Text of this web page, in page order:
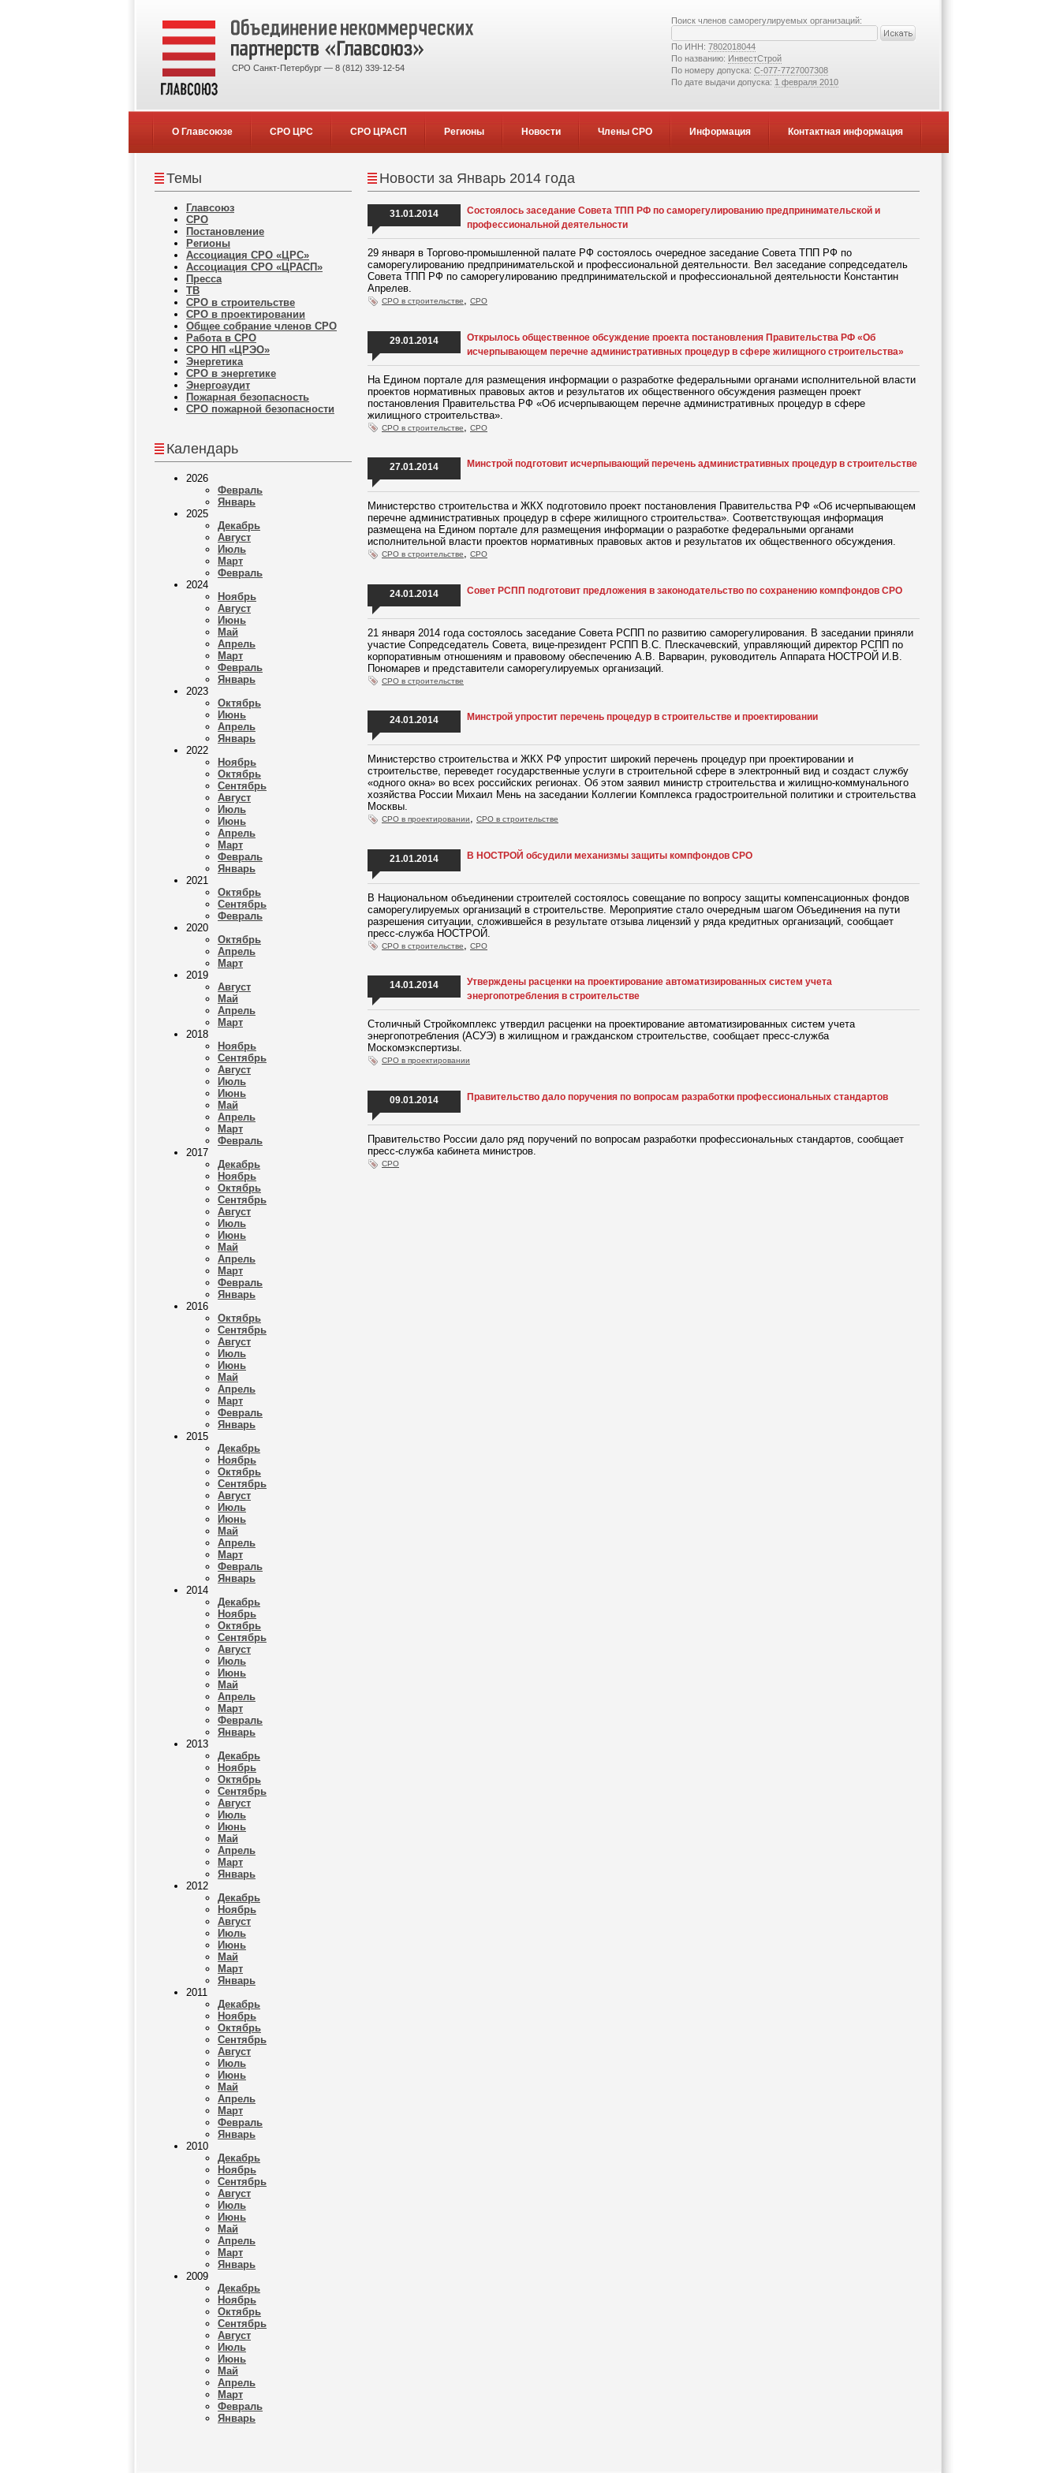
СРО Санкт-Петербург — 8 (812) 339-12-54
Поиск членов саморегулируемых организаций:
По ИНН: 7802018044
По названию: ИнвестСтрой
По номеру допуска: С-077-7727007308
По дате выдачи допуска: 1 февраля 2010
О Главсоюзе СРО ЦРС СРО ЦРАСП Регионы Новости Члены СРО Информация Контактная информация
Темы
Главсоюз
СРО
Постановление
Регионы
Ассоциация СРО «ЦРС»
Ассоциация СРО «ЦРАСП»
Пресса
ТВ
СРО в строительстве
СРО в проектировании
Общее собрание членов СРО
Работа в СРО
СРО НП «ЦРЭО»
Энергетика
СРО в энергетике
Энергоаудит
Пожарная безопасность
СРО пожарной безопасности
Календарь
2026
Февраль
Январь
2025
Декабрь
Август
Июль
Март
Февраль
2024
Ноябрь
Август
Июнь
Май
Апрель
Март
Февраль
Январь
2023
Октябрь
Июнь
Апрель
Январь
2022
Ноябрь
Октябрь
Сентябрь
Август
Июль
Июнь
Апрель
Март
Февраль
Январь
2021
Октябрь
Сентябрь
Февраль
2020
Октябрь
Апрель
Март
2019
Август
Май
Апрель
Март
2018
Ноябрь
Сентябрь
Август
Июль
Июнь
Май
Апрель
Март
Февраль
2017
Декабрь
Ноябрь
Октябрь
Сентябрь
Август
Июль
Июнь
Май
Апрель
Март
Февраль
Январь
2016
Октябрь
Сентябрь
Август
Июль
Июнь
Май
Апрель
Март
Февраль
Январь
2015
Декабрь
Ноябрь
Октябрь
Сентябрь
Август
Июль
Июнь
Май
Апрель
Март
Февраль
Январь
2014
Декабрь
Ноябрь
Октябрь
Сентябрь
Август
Июль
Июнь
Май
Апрель
Март
Февраль
Январь
2013
Декабрь
Ноябрь
Октябрь
Сентябрь
Август
Июль
Июнь
Май
Апрель
Март
Январь
2012
Декабрь
Ноябрь
Август
Июль
Июнь
Май
Март
Январь
2011
Декабрь
Ноябрь
Октябрь
Сентябрь
Август
Июль
Июнь
Май
Апрель
Март
Февраль
Январь
2010
Декабрь
Ноябрь
Сентябрь
Август
Июль
Июнь
Май
Апрель
Март
Январь
2009
Декабрь
Ноябрь
Октябрь
Сентябрь
Август
Июль
Июнь
Май
Апрель
Март
Февраль
Январь
Новости за Январь 2014 года
31.01.2014
Состоялось заседание Совета ТПП РФ по саморегулированию предпринимательской и
профессиональной деятельности
29 января в Торгово-промышленной палате РФ состоялось очередное заседание Совета ТПП РФ по
саморегулированию предпринимательской и профессиональной деятельности. Вел заседание сопредседатель
Совета ТПП РФ по саморегулированию предпринимательской и профессиональной деятельности Константин
Апрелев.
СРО в строительстве, СРО
29.01.2014
​Открылось общественное обсуждение проекта постановления Правительства РФ «Об
исчерпывающем перечне административных процедур в сфере жилищного строительства»
На Едином портале для размещения информации о разработке федеральными органами исполнительной власти
проектов нормативных правовых актов и результатов их общественного обсуждения размещен проект
постановления Правительства РФ «Об исчерпывающем перечне административных процедур в сфере
жилищного строительства».
СРО в строительстве СРО
27.01.2014 Минстрой подготовит исчерпывающий перечень административных процедур в строительстве
Министерство строительства и ЖКХ подготовило проект постановления Правительства РФ «Об исчерпывающем
перечне административных процедур в сфере жилищного строительства». Соответствующая информация
размещена на Едином портале для размещения информации о разработке федеральными органами
исполнительной власти проектов нормативных правовых актов и результатов их общественного обсуждения.
СРО в строительстве, СРО
24.01.2014 Совет РСПП подготовит предложения в законодательство по сохранению компфондов СРО
21 января 2014 года состоялось заседание Совета РСПП по развитию саморегулирования. В заседании приняли
участие Сопредседатель Совета, вице-президент РСПП В.С. Плескачевский, управляющий директор РСПП по
корпоративным отношениям и правовому обеспечению А.В. Варварин, руководитель Аппарата НОСТРОЙ И.В.
Пономарев и представители саморегулируемых организаций.
СРО в строительстве
24.01.2014 Минстрой упростит перечень процедур в строительстве и проектировании
Министерство строительства и ЖКХ РФ упростит широкий перечень процедур при проектировании и
строительстве, переведет государственные услуги в строительной сфере в электронный вид и создаст службу
«одного окна» во всех российских регионах. Об этом заявил министр строительства и жилищно-коммунального
хозяйства России Михаил Мень на заседании Коллегии Комплекса градостроительной политики и строительства
Москвы.
СРО в проектировании, СРО в строительстве
21.01.2014 В НОСТРОЙ обсудили механизмы защиты компфондов СРО
В Национальном объединении строителей состоялось совещание по вопросу защиты компенсационных фондов
саморегулируемых организаций в строительстве. Мероприятие стало очередным шагом Объединения на пути
разрешения ситуации, сложившейся в результате отзыва лицензий у ряда кредитных организаций, сообщает
пресс-служба НОСТРОЙ.
СРО в строительстве СРО
14.01.2014
Утверждены расценки на проектирование автоматизированных систем учета
энергопотребления в строительстве
Столичный Стройкомплекс утвердил расценки на проектирование автоматизированных систем учета
энергопотребления (АСУЭ) в жилищном и гражданском строительстве, сообщает пресс-служба
Москомэкспертизы.
СРО в проектировании
09.01.2014 Правительство дало поручения по вопросам разработки профессиональных стандартов
Правительство России дало ряд поручений по вопросам разработки профессиональных стандартов, сообщает
пресс-служба кабинета министров.
СРО